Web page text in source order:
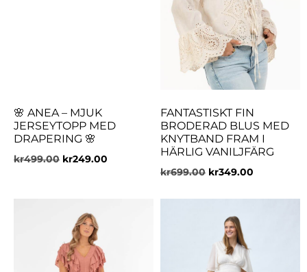
🌸 ANEA – MJUK
JERSEYTOPP MED
DRAPERING 🌸
kr499.00 kr249.00
FANTASTISKT FIN
BRODERAD BLUS MED
KNYTBAND FRAM I
HÄRLIG VANILJFÄRG
kr699.00 kr349.00